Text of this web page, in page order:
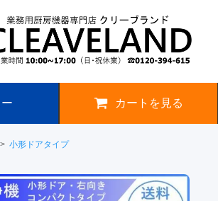
カートを見る
> 小形ドアタイプ